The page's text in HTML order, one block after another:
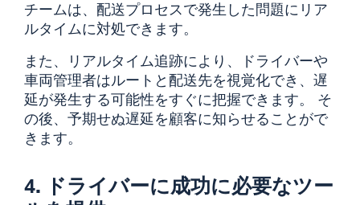
チームは、配送プロセスで発生した問題にリア
ルタイムに対処できます。
また、リアルタイム追跡により、ドライバーや
車両管理者はルートと配送先を視覚化でき、遅
延が発生する可能性をすぐに把握できます。 そ
の後、予期せぬ遅延を顧客に知らせることがで
きます。
4. ドライバーに成功に必要なツー